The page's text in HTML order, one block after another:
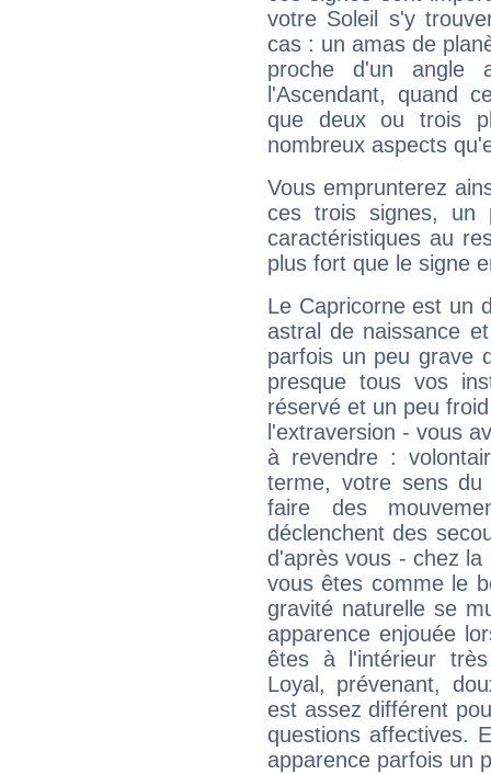
votre Soleil s'y
cas : un amas de
proche d'un
l'Ascendant, quand
que deux ou trois
nombreux aspects
Vous emprunterez
ces trois signes, un
caractéristiques au
plus fort que le signe
Le Capricorne est un
astral de naissance
parfois un peu grave
presque tous vos
réservé et un peu
l'extraversion - vous
à revendre :
terme, votre sens
faire des
déclenchent des
d'après vous - chez
vous êtes comme le
gravité naturelle se
apparence enjouée
êtes à l'intérieur
Loyal, prévenant,
est assez différent
questions affectives.
apparence parfois un